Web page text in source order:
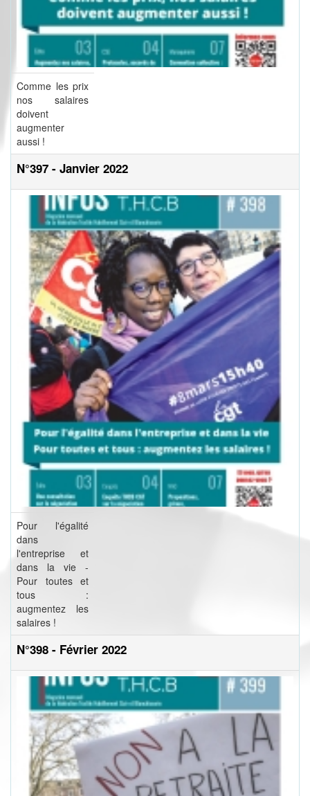
Comme les prix
nos salaires
doivent
augmenter
aussi !
N°397 - Janvier 2022
Pour l'égalité
dans
l'entreprise et
dans la vie -
Pour toutes et
tous :
augmentez les
salaires !
N°398 - Février 2022